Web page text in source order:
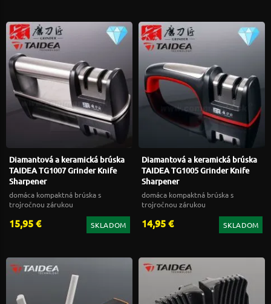
Diamantová a keramická brúska
TAIDEA TG1007 Grinder Knife
Sharpener
domáca kompaktná brúska s
trojročnou zárukou
15,95 € SKLADOM
Diamantová a keramická brúska
TAIDEA TG1005 Grinder Knife
Sharpener
domáca kompaktná brúska s
trojročnou zárukou
14,95 € SKLADOM